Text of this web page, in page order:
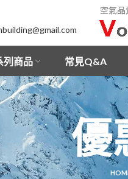
列商品 常見Q&A
優